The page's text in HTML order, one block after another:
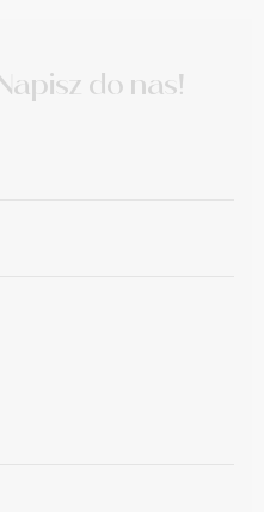
do nas!